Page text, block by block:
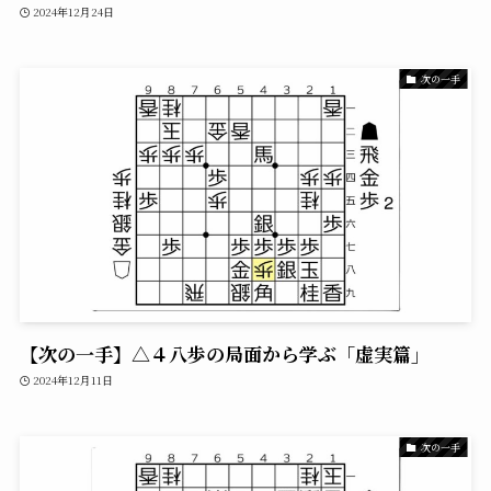
2024年12月24日
次の一手
【次の一手】△４八歩の局面から学ぶ「虚実篇」
2024年12月11日
次の一手